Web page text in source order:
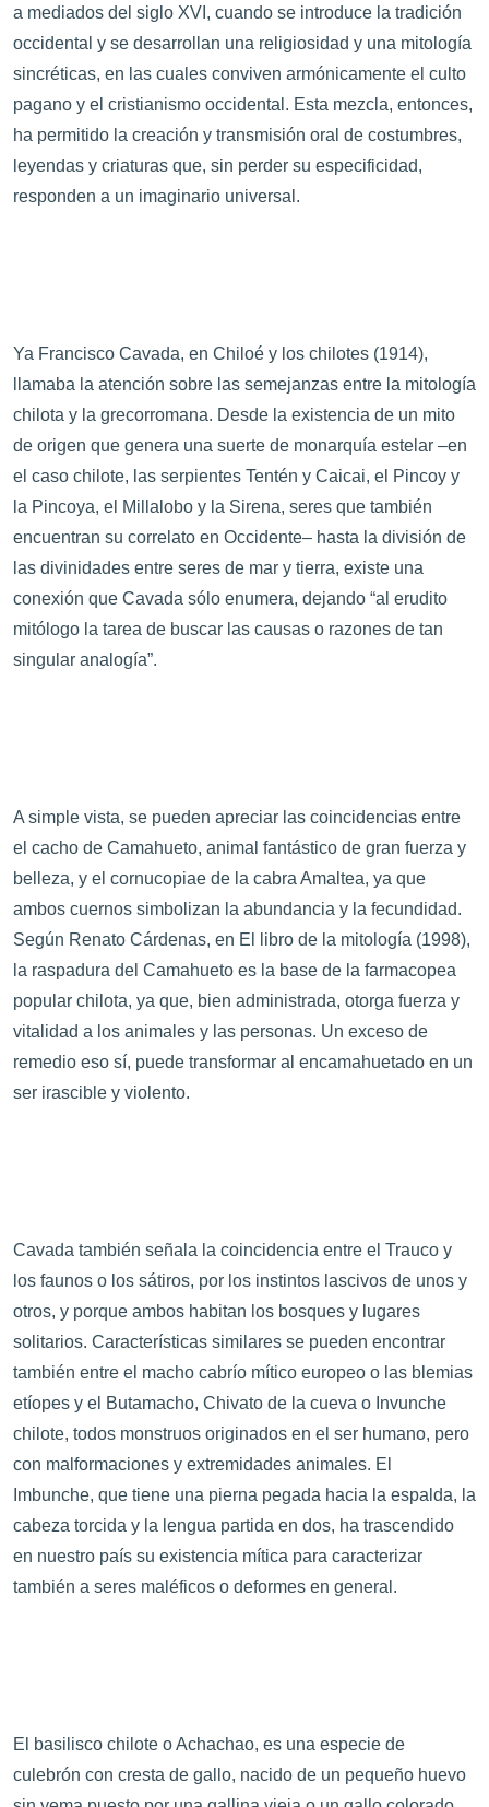
a mediados del siglo XVI, cuando se introduce la tradición
occidental y se desarrollan una religiosidad y una mitología
sincréticas, en las cuales conviven armónicamente el culto
pagano y el cristianismo occidental. Esta mezcla, entonces,
ha permitido la creación y transmisión oral de costumbres,
leyendas y criaturas que, sin perder su especificidad,
responden a un imaginario universal.
Ya Francisco Cavada, en Chiloé y los chilotes (1914),
llamaba la atención sobre las semejanzas entre la mitología
chilota y la grecorromana. Desde la existencia de un mito
de origen que genera una suerte de monarquía estelar –en
el caso chilote, las serpientes Tentén y Caicai, el Pincoy y
la Pincoya, el Millalobo y la Sirena, seres que también
encuentran su correlato en Occidente– hasta la división de
las divinidades entre seres de mar y tierra, existe una
conexión que Cavada sólo enumera, dejando “al erudito
mitólogo la tarea de buscar las causas o razones de tan
singular analogía”.
A simple vista, se pueden apreciar las coincidencias entre
el cacho de Camahueto, animal fantástico de gran fuerza y
belleza, y el cornucopiae de la cabra Amaltea, ya que
ambos cuernos simbolizan la abundancia y la fecundidad.
Según Renato Cárdenas, en El libro de la mitología (1998),
la raspadura del Camahueto es la base de la farmacopea
popular chilota, ya que, bien administrada, otorga fuerza y
vitalidad a los animales y las personas. Un exceso de
remedio eso sí, puede transformar al encamahuetado en un
ser irascible y violento.
Cavada también señala la coincidencia entre el Trauco y
los faunos o los sátiros, por los instintos lascivos de unos y
otros, y porque ambos habitan los bosques y lugares
solitarios. Características similares se pueden encontrar
también entre el macho cabrío mítico europeo o las blemias
etíopes y el Butamacho, Chivato de la cueva o Invunche
chilote, todos monstruos originados en el ser humano, pero
con malformaciones y extremidades animales. El
Imbunche, que tiene una pierna pegada hacia la espalda, la
cabeza torcida y la lengua partida en dos, ha trascendido
en nuestro país su existencia mítica para caracterizar
también a seres maléficos o deformes en general.
El basilisco chilote o Achachao, es una especie de
culebrón con cresta de gallo, nacido de un pequeño huevo